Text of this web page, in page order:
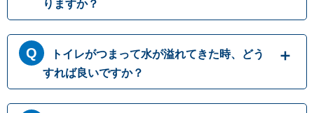
りますか？
トイレットペーパーはトイレに流す前提に作ら
れておりますが、ティッシュペーパーは繊維の
結びつきが強くほどけにくいため、トイレに流
すと排水パイプ内でつまることがありますの
で、決して流さないでください。トイレットペ
トイレがつまって水が溢れてきた時、どう
すれば良いですか？
トイレにつまりが起きて水が流れて行かない時